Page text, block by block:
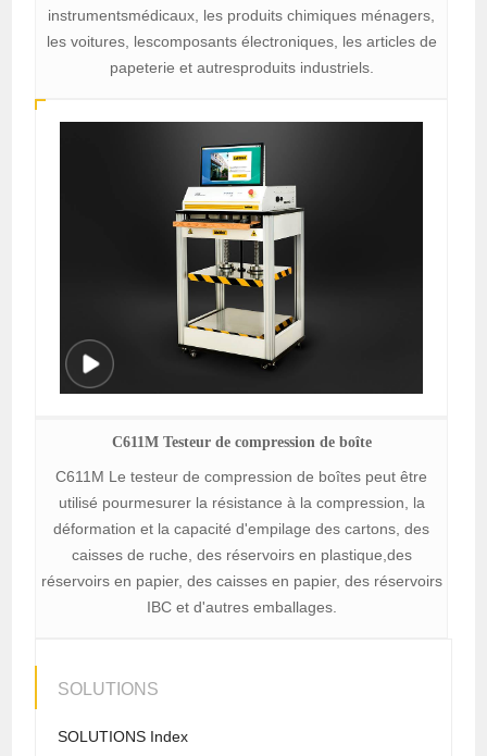
instrumentsmédicaux, les produits chimiques ménagers,
les voitures, lescomposants électroniques, les articles de
papeterie et autresproduits industriels.
C611M Testeur de compression de boîte
C611M Le testeur de compression de boîtes peut être
utilisé pourmesurer la résistance à la compression, la
déformation et la capacité d'empilage des cartons, des
caisses de ruche, des réservoirs en plastique,des
réservoirs en papier, des caisses en papier, des réservoirs
IBC et d'autres emballages.
SOLUTIONS
SOLUTIONS Index